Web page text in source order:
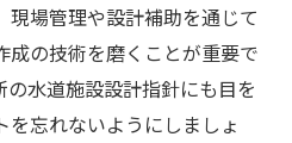
場管理や設計補助を通じて
の技術を磨くことが重要で
水道施設設計指針にも目を
忘れないようにしましょ